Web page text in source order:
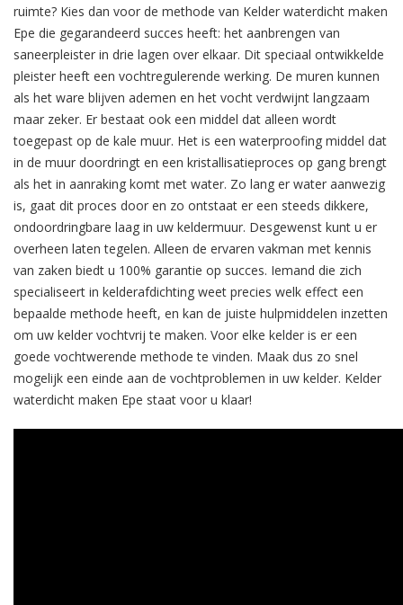
ruimte? Kies dan voor de methode van Kelder waterdicht maken
Epe die gegarandeerd succes heeft: het aanbrengen van
saneerpleister in drie lagen over elkaar. Dit speciaal ontwikkelde
pleister heeft een vochtregulerende werking. De muren kunnen
als het ware blijven ademen en het vocht verdwijnt langzaam
maar zeker. Er bestaat ook een middel dat alleen wordt
toegepast op de kale muur. Het is een waterproofing middel dat
in de muur doordringt en een kristallisatieproces op gang brengt
als het in aanraking komt met water. Zo lang er water aanwezig
is, gaat dit proces door en zo ontstaat er een steeds dikkere,
ondoordringbare laag in uw keldermuur. Desgewenst kunt u er
overheen laten tegelen. Alleen de ervaren vakman met kennis
van zaken biedt u 100% garantie op succes. Iemand die zich
specialiseert in kelderafdichting weet precies welk effect een
bepaalde methode heeft, en kan de juiste hulpmiddelen inzetten
om uw kelder vochtvrij te maken. Voor elke kelder is er een
goede vochtwerende methode te vinden. Maak dus zo snel
mogelijk een einde aan de vochtproblemen in uw kelder. Kelder
waterdicht maken Epe staat voor u klaar!